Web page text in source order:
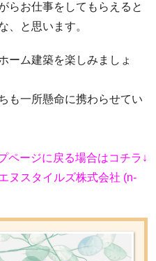
らお仕事をしてもらえると
、と思います。
ーム建築を楽しみましょ
も一所懸命に携わらせてい
ページに戻る場合はコチラ↓
ヌスタイルズ株式会社 (n-